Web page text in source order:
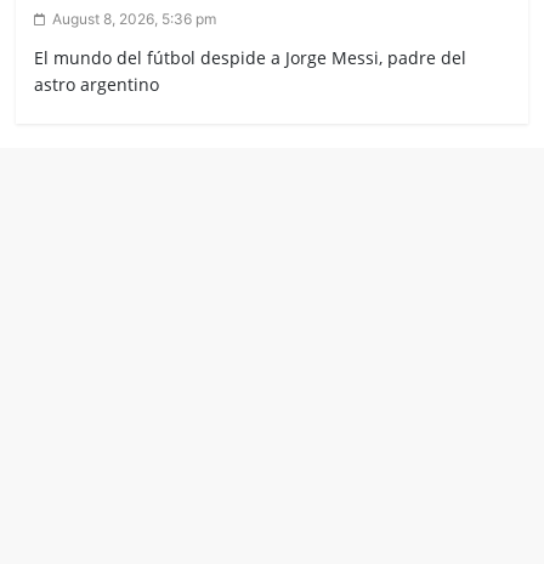
August 8, 2026, 5:36 pm
El mundo del fútbol despide a Jorge Messi, padre del
astro argentino